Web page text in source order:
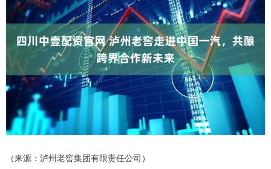
（来源：泸州老窖集团有限责任公司）